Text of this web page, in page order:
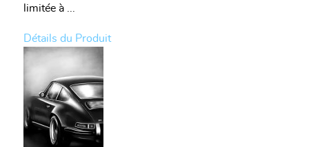
limitée à ...
Détails du Produit